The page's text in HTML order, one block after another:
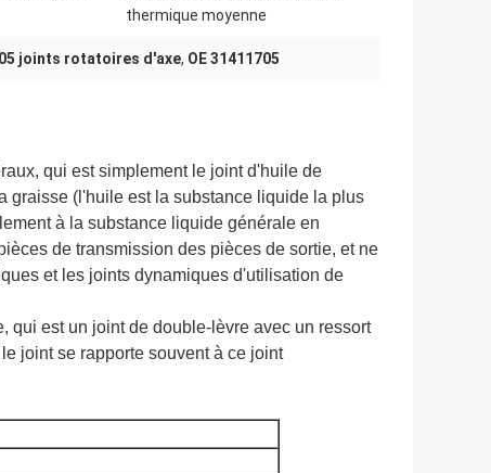
thermique moyenne
joints rotatoires d'axe, OE 31411705
qui est simplement le joint d'huile de
graisse (l'huile est la substance liquide la plus
à la substance liquide générale en
de transmission des pièces de sortie, et ne
et les joints dynamiques d'utilisation de
qui est un joint de double-lèvre avec un ressort
joint se rapporte souvent à ce joint